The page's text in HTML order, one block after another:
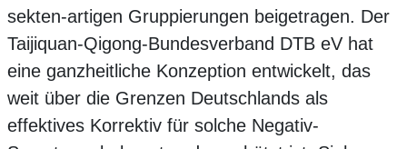
sekten-artigen Gruppierungen beigetragen. Der
Taijiquan-Qigong-Bundesverband DTB eV hat
eine ganzheitliche Konzeption entwickelt, das
weit über die Grenzen Deutschlands als
effektives Korrektiv für solche Negativ-